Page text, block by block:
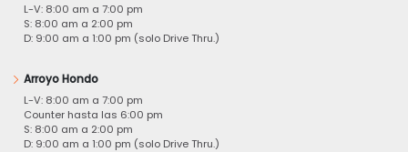
L-V: 8:00 am a 7:00 pm
S: 8:00 am a 2:00 pm
D: 9:00 am a 1:00 pm (solo Drive Thru.)
Arroyo Hondo
L-V: 8:00 am a 7:00 pm
Counter hasta las 6:00 pm
S: 8:00 am a 2:00 pm
D: 9:00 am a 1:00 pm (solo Drive Thru.)